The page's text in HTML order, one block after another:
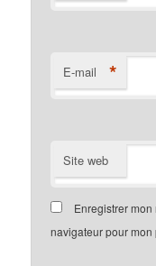
E-mail *
Site web
Enregistrer
navigateur pour